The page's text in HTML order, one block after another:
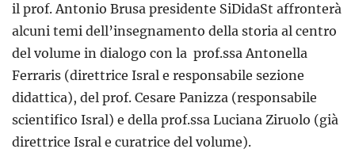
il prof. Antonio Brusa presidente SiDidaSt affronterà
alcuni temi dell’insegnamento della storia al centro
del volume in dialogo con la prof.ssa Antonella
Ferraris (direttrice Isral e responsabile sezione
didattica), del prof. Cesare Panizza (responsabile
scientifico Isral) e della prof.ssa Luciana Ziruolo (già
direttrice Isral e curatrice del volume).